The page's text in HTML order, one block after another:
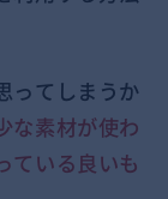
ってしまうか
な素材が使わ
ている良いも